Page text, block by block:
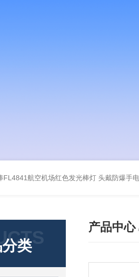
FL4841航空机场红色发光棒灯 头戴防爆手
类
产品中心